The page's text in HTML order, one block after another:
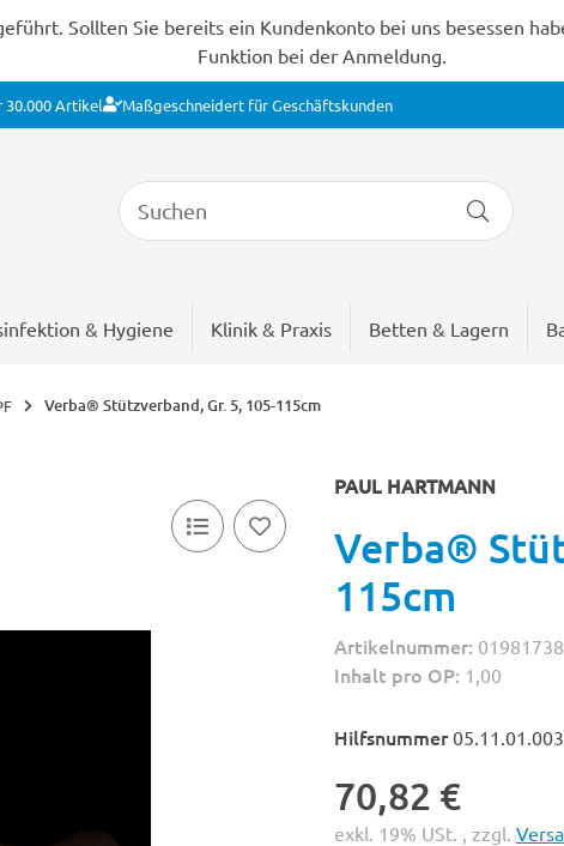
Sollten Sie bereits ein Kundenkonto bei uns besessen
Funktion bei der Anmeldung.
30.000 Artikel Maßgeschneidert für Geschäftskunden
& Hygiene Klinik & Praxis Betten & Lagern
Verba® Stützverband, Gr. 5, 105-115cm
PAUL HARTMANN
Verba®
115cm
Artikelnummer: 01981738
Inhalt pro OP: 1,00
Hilfsnummer
70,82 €
exkl. 19% USt. , zzgl.